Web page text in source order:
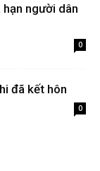
người dân
0
đã kết hôn
0